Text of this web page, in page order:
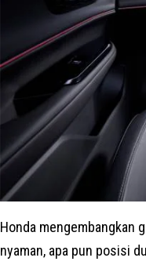
Honda mengembangkan
nyaman, apa pun posisi